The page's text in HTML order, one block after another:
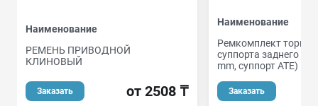
Наименование
РЕМЕНЬ ПРИВОДНОЙ
КЛИНОВЫЙ
Заказать от 2508 ₸
Наименование
Ремкомплект
суппорта заднего
mm, суппорт ATE)
Заказать